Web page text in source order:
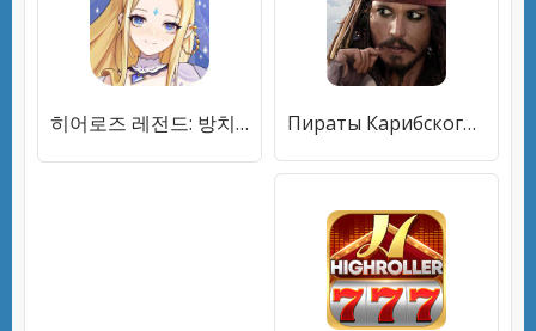
히어로즈 레전드: 방치형 RPG 영웅 키우기 [Бесплатные покупки] Пираты Карибского моря [Бесплатные покупки]